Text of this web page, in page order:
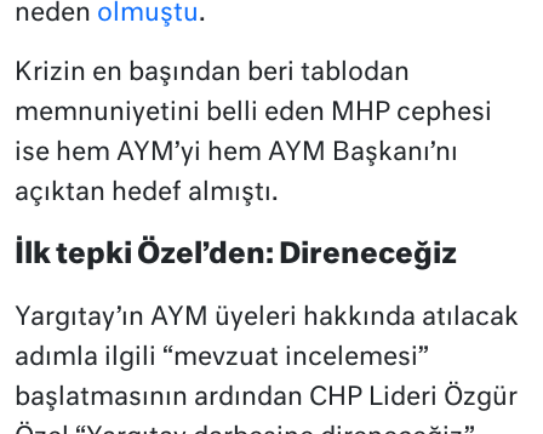
neden olmuştu.
Krizin en başından beri tablodan
memnuniyetini belli eden MHP cephesi
ise hem AYM’yi hem AYM Başkanı’nı
açıktan hedef almıştı.
İlk tepki Özel’den: Direneceğiz
Yargıtay’ın AYM üyeleri hakkında atılacak
adımla ilgili “mevzuat incelemesi”
başlatmasının ardından CHP Lideri Özgür